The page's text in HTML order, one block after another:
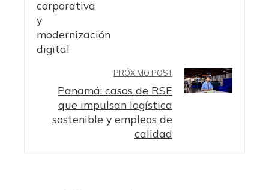
PRÓXIMO POST
Panamá: casos de RSE
que impulsan logística
sostenible y empleos de
calidad